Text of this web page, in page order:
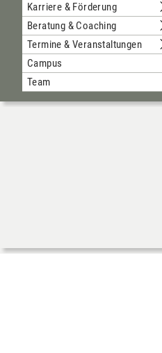
Karriere & Förderung
Beratung & Coaching
Termine & Veranstaltungen
Campus
Team